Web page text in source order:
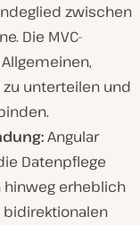
zwischen
Die MVC-
unterteilen und
Angular
Datenpflege
hinweg erheblich
bidirektionalen